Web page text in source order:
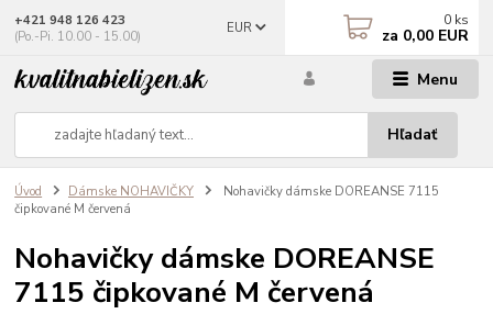
Menu
EUR
Hľadať
+421 948 126 423
(Po.-Pi. 10.00 - 15.00)
0 ks
za 0,00 EUR
Úvod Dámske NOHAVIČKY
Nohavičky dámske DOREANSE 7115
čipkované M červená
Nohavičky dámske DOREANSE
7115 čipkované M červená